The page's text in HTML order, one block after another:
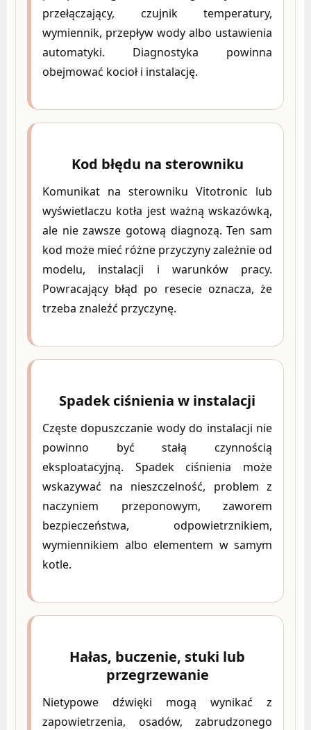
przełączający, czujnik temperatury,
wymiennik, przepływ wody albo ustawienia
automatyki. Diagnostyka powinna
obejmować kocioł i instalację.
Kod błędu na sterowniku
Komunikat na sterowniku Vitotronic lub
wyświetlaczu kotła jest ważną wskazówką,
ale nie zawsze gotową diagnozą. Ten sam
kod może mieć różne przyczyny zależnie od
modelu, instalacji i warunków pracy.
Powracający błąd po resecie oznacza, że
trzeba znaleźć przyczynę.
Spadek ciśnienia w instalacji
Częste dopuszczanie wody do instalacji nie
powinno być stałą czynnością
eksploatacyjną. Spadek ciśnienia może
wskazywać na nieszczelność, problem z
naczyniem przeponowym, zaworem
bezpieczeństwa, odpowietrznikiem,
wymiennikiem albo elementem w samym
kotle.
Hałas, buczenie, stuki lub
przegrzewanie
Nietypowe dźwięki mogą wynikać z
zapowietrzenia, osadów, zabrudzonego